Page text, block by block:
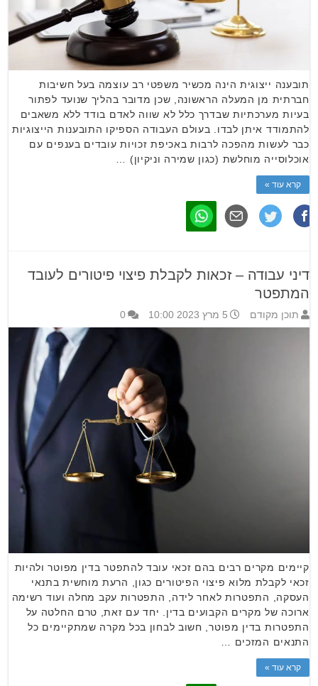
תובענה ייצוגית הינה מכשיר משפטי רב עוצמה בעל חשיבות
חברתית מן המעלה הראשונה, שכן מדובר בהליך שנועד לפתור
בעיות מערכתיות שבדרך כלל לא שווה לאדם בודד ללא משאבים
להתמודד איתן לבדו. בעולם העבודה הספיקו התובענות הייצוגיות
כבר לעשות מהפכה לרבות באכיפת זכויות עובדים בענפים עם
אוכלוסייה מוחלשת (כגון שמירה וניקיון) …
קרא עוד »
דיני עבודה – זכאות לקבלת פיצוי פיטורים לעובד
המתפטר
תוכן מקודם 5 מרץ 2023 10:00 0
קיימים מקרים רבים בהם זכאי עובד להתפטר בדין מפוטר ולהיות
זכאי לקבלת מלוא פיצוי הפיטורים כגון, הרעת מוחשית בתנאי
העסקה, התפטרות לאחר לידה, התפטרות עקב מחלה ועוד רשימה
ארוכה של מקרים הקבועים בדין. יחד עם זאת, טרם החלטה על
התפטרות בדין מפוטר, חשוב לבחון בכל מקרה שמתקיימים כל
התנאים המזכים …
קרא עוד »